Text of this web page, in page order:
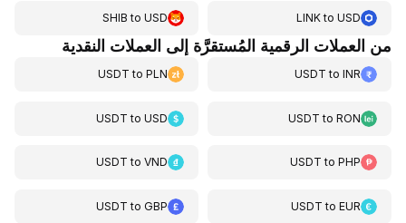
LINKtoUSD
SHIB toUSD
من العملات الرقمية المُستقرَّة إلى العملات النقدية
USDT toINR
USDT toPLN
USDT toRON
USDT toUSD
USDT toPHP
USDT toVND
USDT toEUR
USDT toGBP